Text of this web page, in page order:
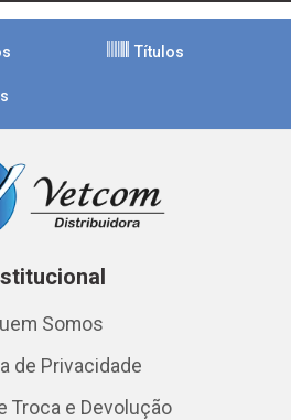
Títulos
Somos
de Privacidade
Troca e Devolução